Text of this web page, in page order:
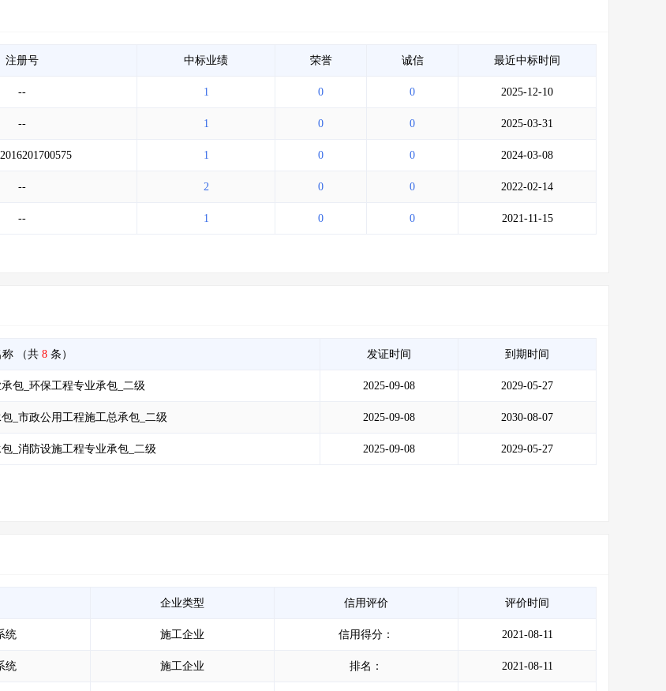
注册号 中标业绩 荣誉 诚信 最近中标时间
-- 1 0 0 2025-12-10
-- 1 0 0 2025-03-31
1 0 0 2024-03-08
-- 2 0 0 2022-02-14
-- 1 0 0 2021-11-15
称 （共 8条） 发证时间 到期时间
包_环保工程专业承包_二级 2025-09-08 2029-05-27
_市政公用工程施工总承包_二级 2025-09-08 2030-08-07
_消防设施工程专业承包_二级 2025-09-08 2029-05-27
企业类型 信用评价 评价时间
统 施工企业 信用得分： 2021-08-11
统 施工企业 排名： 2021-08-11